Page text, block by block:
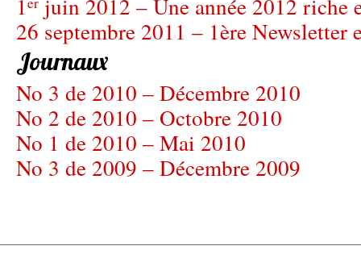
1
juin 2012 – Une année 2012 riche
26 septembre 2011 – 1ère Newsletter
Journaux
No 3 de 2010 – Décembre 2010
No 2 de 2010 – Octobre 2010
No 1 de 2010 – Mai 2010
No 3 de 2009 – Décembre 2009